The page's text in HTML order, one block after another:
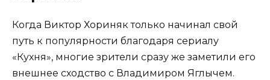
Когда Виктор Хориняк только начинал свой
путь к популярности благодаря сериалу
«Кухня», многие зрители сразу же заметили его
внешнее сходство с Владимиром Яглычем.